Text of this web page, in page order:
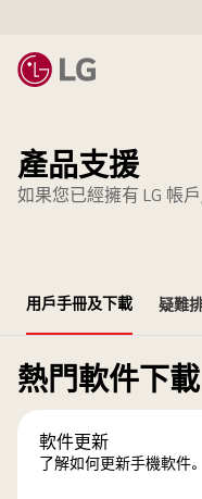
產品支援
如果您已經擁有 LG 帳
用戶手冊及下載 疑難
熱門軟件下載
軟件更新
了解如何更新手機軟件。